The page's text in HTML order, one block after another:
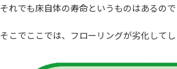
それでも床自体の寿命というものはあるので
そこでここでは、フローリングが劣化して